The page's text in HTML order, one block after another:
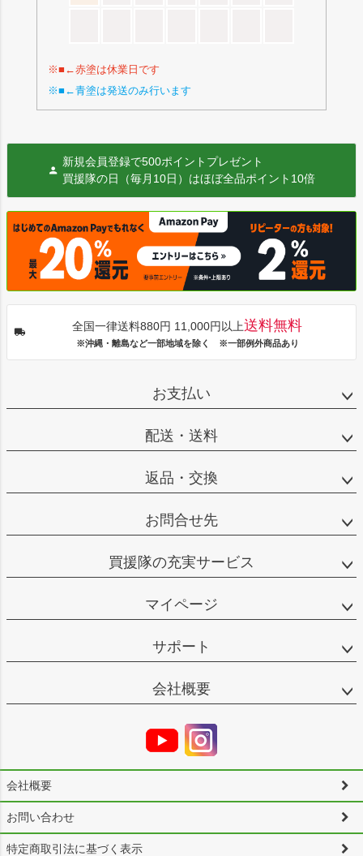
※■←赤塗は休業日です
※■←青塗は発送のみ行います
新規会員登録で500ポイントプレゼント
買援隊の日（毎月10日）はほぼ全品ポイント10倍
全国一律送料880円 11,000円以上送料無料
※沖縄・離島など一部地域を除く ※一部例外商品あり
お支払い
配送・送料
返品・交換
お問合せ先
買援隊の充実サービス
マイページ
サポート
会社概要
会社概要
お問い合わせ
特定商取引法に基づく表示